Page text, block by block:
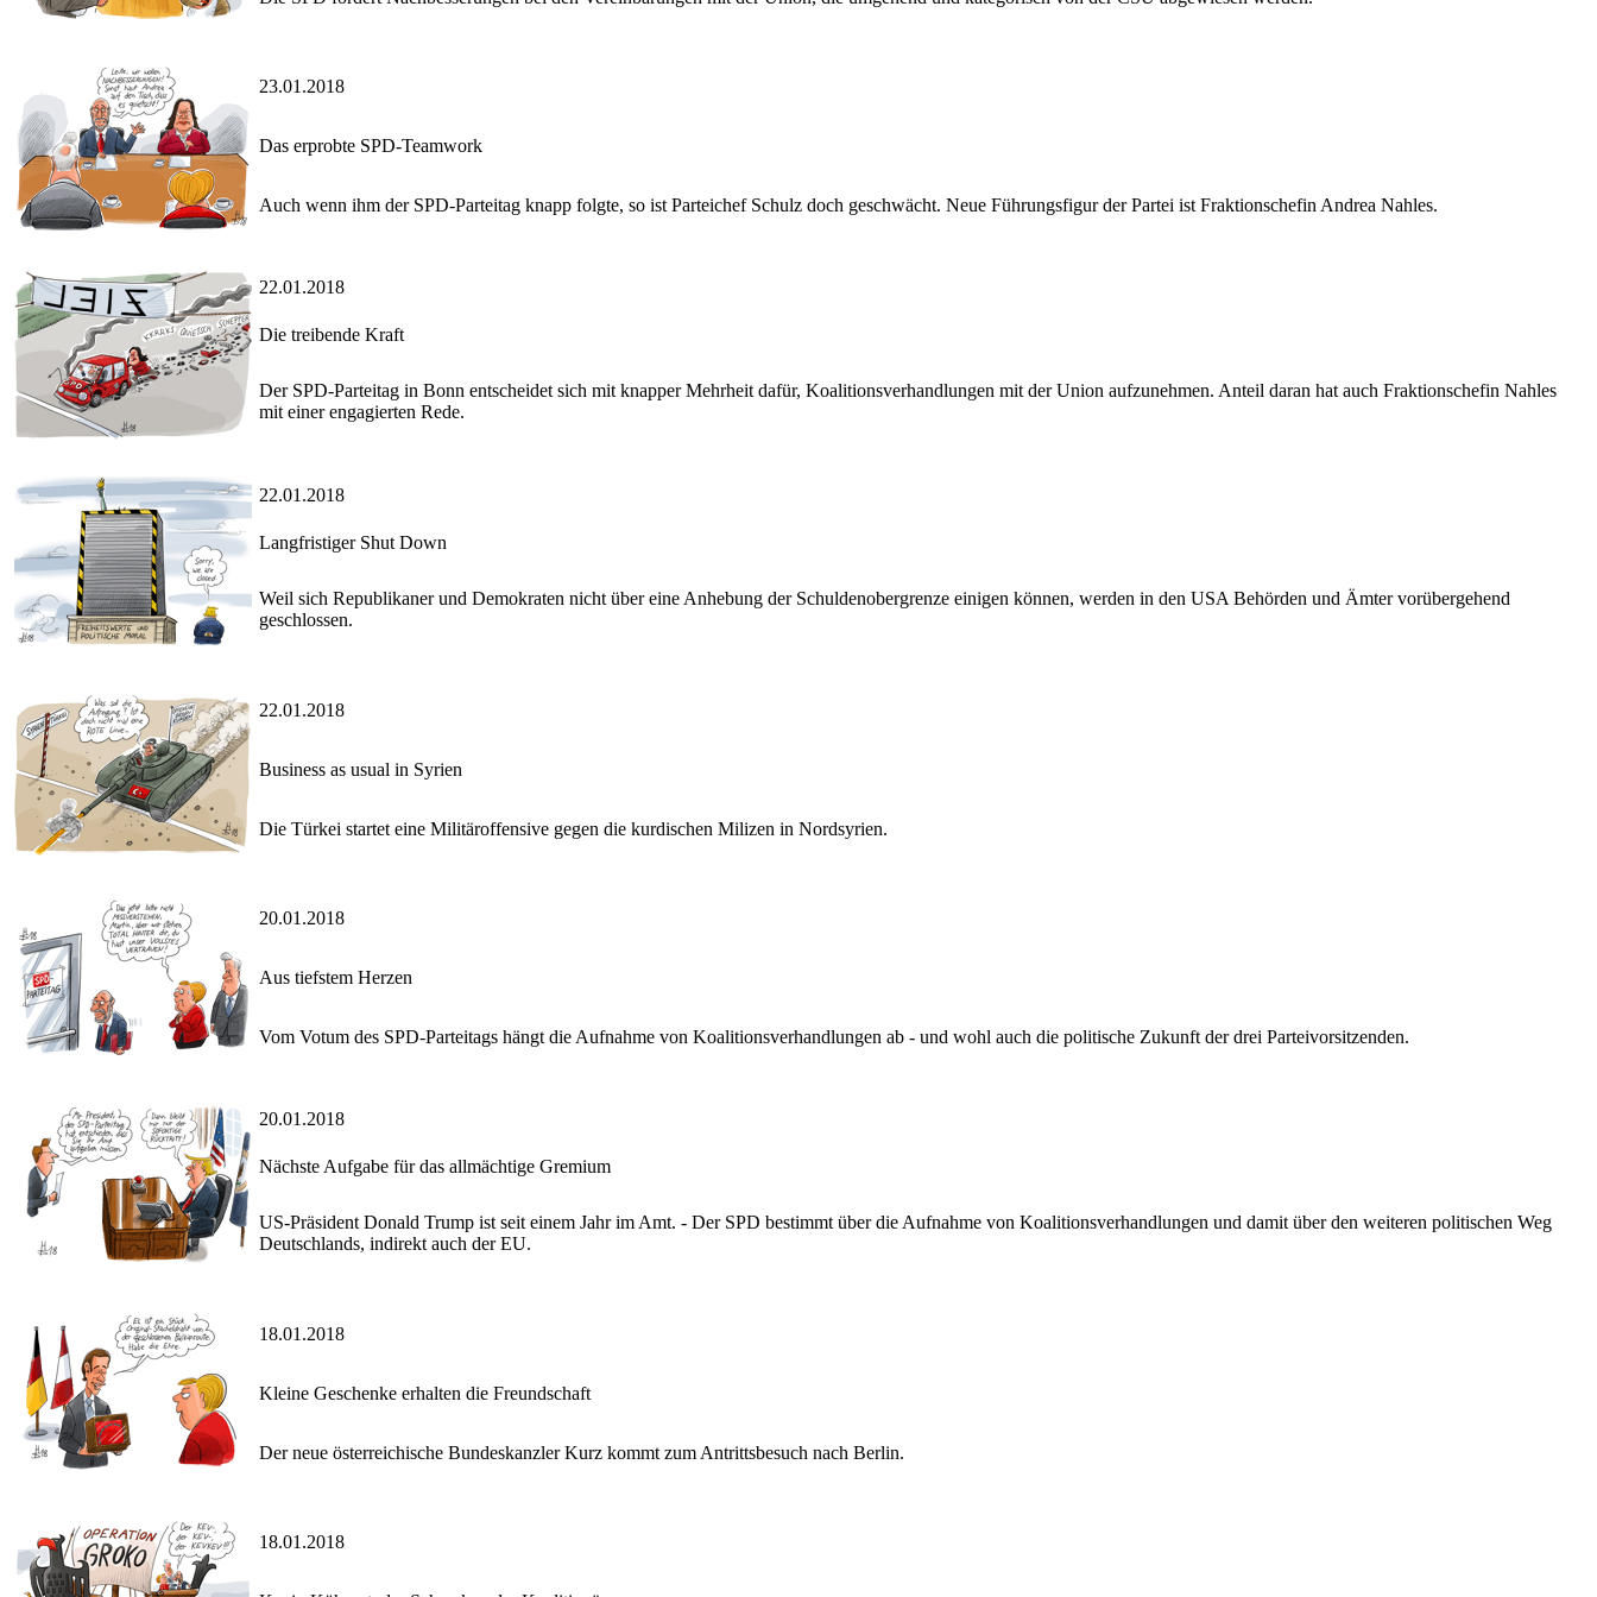
23.01.2018
Das erprobte SPD-Teamwork
Auch wenn ihm der SPD-Parteitag knapp folgte, so ist Parteichef Schulz doch geschwächt. Neue Führungsfigur der Partei ist Fraktionschefin Andrea Nahles.
22.01.2018
Die treibende Kraft
Der SPD-Parteitag in Bonn entscheidet sich mit knapper Mehrheit dafür, Koalitionsverhandlungen mit der Union aufzunehmen. Anteil daran hat auch Fraktionschefin Nahles
mit einer engagierten Rede.
22.01.2018
Langfristiger Shut Down
Weil sich Republikaner und Demokraten nicht über eine Anhebung der Schuldenobergrenze einigen können, werden in den USA Behörden und Ämter vorübergehend
geschlossen.
22.01.2018
Business as usual in Syrien
Die Türkei startet eine Militäroffensive gegen die kurdischen Milizen in Nordsyrien.
20.01.2018
Aus tiefstem Herzen
Vom Votum des SPD-Parteitags hängt die Aufnahme von Koalitionsverhandlungen ab - und wohl auch die politische Zukunft der drei Parteivorsitzenden.
20.01.2018
Nächste Aufgabe für das allmächtige Gremium
US-Präsident Donald Trump ist seit einem Jahr im Amt. - Der SPD bestimmt über die Aufnahme von Koalitionsverhandlungen und damit über den weiteren politischen Weg
Deutschlands, indirekt auch der EU.
18.01.2018
Kleine Geschenke erhalten die Freundschaft
Der neue österreichische Bundeskanzler Kurz kommt zum Antrittsbesuch nach Berlin.
18.01.2018